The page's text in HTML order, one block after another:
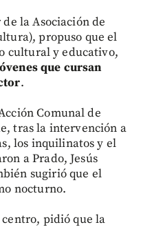
la Asociación de
propuso que el
cultural y educativo,
que cursan
.
Comunal de
tras la intervención a
los inquilinatos y el
a Prado, Jesús
sugirió que el
nocturno.
pidió que la